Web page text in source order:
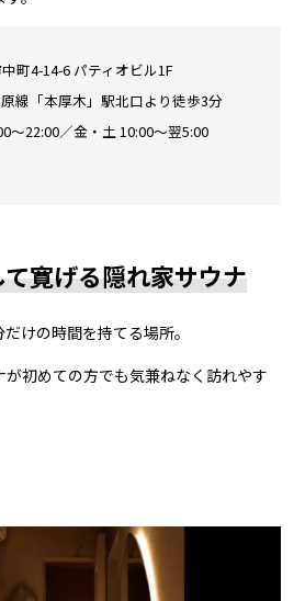
町4-14-6 パティオビル1F
線「本厚木」駅北口より徒歩3分
〜22:00／金・土 10:00〜翌5:00
寛げる隠れ家サウナ
けの時間を持てる場所。
初めての方でも気兼ねなく訪れやす